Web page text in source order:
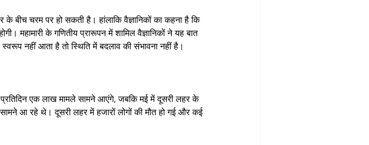
बीच चरम पर हो सकती है। हांलाकि वैज्ञानिकों का कहना है कि
महामारी के गणितीय प्रारूपन में शामिल वैज्ञानिकों ने यह बात
नहीं आता है तो स्थिति में बदलाव की संभावना नहीं है।
एक लाख मामले सामने आएंगे, जबकि मई में दूसरी लहर के
आ रहे थे। दूसरी लहर में हजारों लोगों की मौत हो गई और कई